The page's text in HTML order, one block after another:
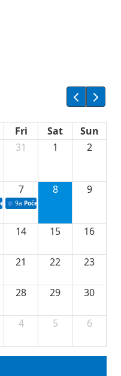
Fri Sat
Sun
sa neprofitnim
31 1 2
o stipendijama za
razvoju vodne infrastrukture u
7
9a Početak izgradnje nove
8 9
14 15 16
21 22 23
28 29 30
4 5 6